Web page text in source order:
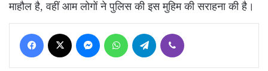
माहौल है, वहीं आम लोगों ने पुलिस की इस मुहिम की सराहना की है।
Facebook Messenger WhatsApp Telegram